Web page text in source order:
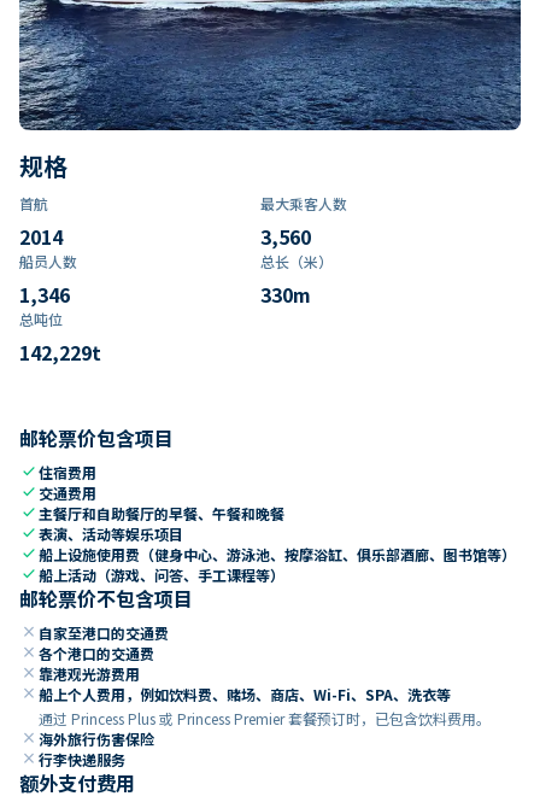
规格
首航
2014
最大乘客人数
3,560
船员人数
1,346
总长（米）
330m
总吨位
142,229t
邮轮票价包含项目
check住宿费用
check 交通费用
check 主餐厅和自助餐厅的早餐、午餐和晚餐
check表演、活动等娱乐项目
check船上设施使用费（健身中心、游泳池、按摩浴缸、俱乐部酒廊、图书馆等）
check船上活动（游戏、问答、手工课程等）
邮轮票价不包含项目
close 自家至港口的交通费
close 各个港口的交通费
close 靠港观光游费用
close 船上个人费用，例如饮料费、赌场、商店、Wi-Fi、SPA、洗衣等
通过 Princess Plus 或 Princess Premier 套餐预订时，已包含饮料费用。
close 海外旅行伤害保险
close 行李快递服务
额外支付费用